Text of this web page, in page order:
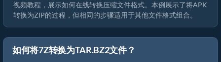
视频教程，展示如何在线转换压缩文件格式。本例展示了将APK
转换为ZIP的过程，但相同的步骤适用于其他文件格式组合。
如何将7Z转换为TAR.BZ2文件？